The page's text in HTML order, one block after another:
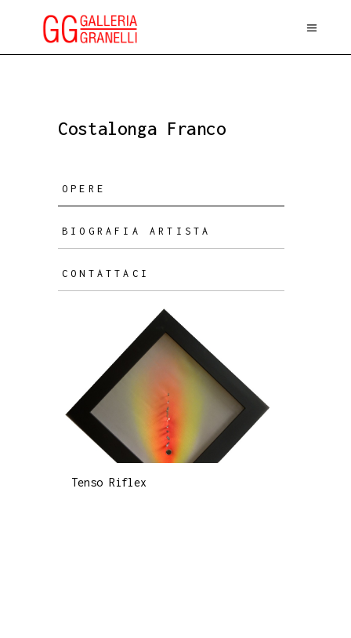
Costalonga Franco
OPERE
BIOGRAFIA ARTISTA
CONTATTACI
Tenso Riflex